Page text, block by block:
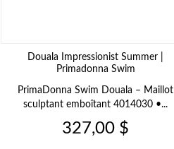
Douala Impressionist Summer |
Primadonna Swim
PrimaDonna Swim Douala – Maillot
sculptant emboîtant 4014030 •...
Prix
327,00 $